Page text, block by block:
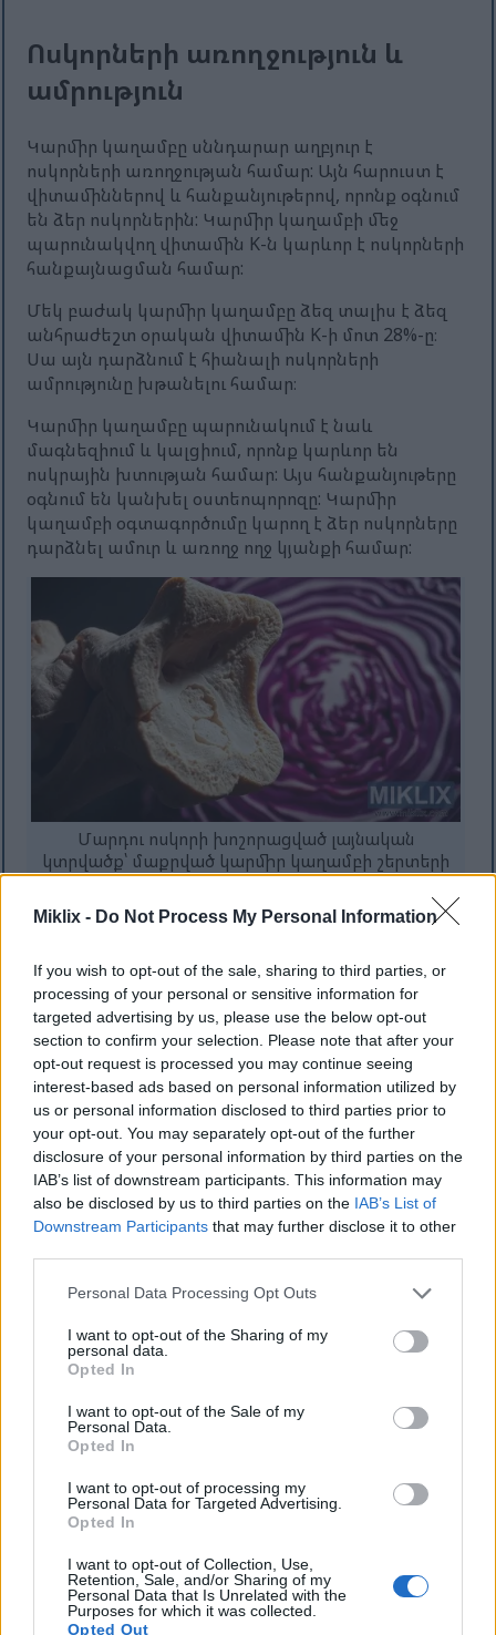
Miklix - Do Not Process My Personal Information
If you wish to opt-out of the sale, sharing to third parties, or
processing of your personal or sensitive information for
targeted advertising by us, please use the below opt-out
section to confirm your selection. Please note that after your
opt-out request is processed you may continue seeing
interest-based ads based on personal information utilized by
us or personal information disclosed to third parties prior to
your opt-out. You may separately opt-out of the further
disclosure of your personal information by third parties on the
IAB’s list of downstream participants. This information may
also be disclosed by us to third parties on the IAB’s List of
Downstream Participants that may further disclose it to other
Please note that this website/app uses one or more Google
not limited to your visit or usage behaviour. You may click to
grant or deny consent to Google and its third-party tags to
use your data for below specified purposes in below Google
consent section.
Personal Data Processing Opt Outs
I want to opt-out of the Sharing of my
personal data.
Opted In
I want to opt-out of the Sale of my
Personal Data.
Opted In
I want to opt-out of processing my
Personal Data for Targeted Advertising.
Opted In
I want to opt-out of Collection, Use,
Retention, Sale, and/or Sharing of my
Personal Data that Is Unrelated with the
Purposes for which it was collected.
Opted Out
Ոսկորների առողջություն և
ամրություն
Կարմիր կաղամբը սննդարար աղբյուր է
ոսկորների առողջության համար: Այն հարուստ է
վիտամիններով և հանքանյութերով, որոնք օգնում
են ձեր ոսկորներին: Կարմիր կաղամբի մեջ
պարունակվող վիտամին K-ն կարևոր է ոսկորների
հանքայնացման համար:
Մեկ բաժակ կարմիր կաղամբը ձեզ տալիս է ձեզ
անհրաժեշտ օրական վիտամին K-ի մոտ 28%-ը։
Սա այն դարձնում է հիանալի ոսկորների
ամրությունը խթանելու համար։
Կարմիր կաղամբը պարունակում է նաև
մագնեզիում և կալցիում, որոնք կարևոր են
ոսկրային խտության համար: Այս հանքանյութերը
օգնում են կանխել օստեոպորոզը: Կարմիր
կաղամբի օգտագործումը կարող է ձեր ոսկորները
դարձնել ամուր և առողջ ողջ կյանքի համար:
Մարդու ոսկորի խոշորացված լայնական
կտրվածք՝ մաքրված կարմիր կաղամբի շերտերի
կողքին, տպավորիչ լուսավորության տակ։.
Սեղմեք կամ հպեք պատկերին՝ ավելի շատ
տեղեկություններ և ավելի բարձր թույլտվությամբ
Հիվանդությունների
կանխարգելում. քաղցկեղ և
դրանից այն կողմ
Կարմիր կաղամբը մեծ օգնություն է քաղցկեղի
դեմ պայքարում: Այն հարուստ է սուլֆորաֆանով և
անտոցիանիններով, որոնք պաշտպանում են մեր
ինչպիսին է կարմիր կաղամբը, մեծ
նվազեցնել հաստ աղիքի քաղցկեղի
առաջացման ռիսկը:
Այս միացությունները կանխում են քաղցկեղի
բջիջների աճը և օգնում են հեռացնել վնասակար
նյութերը: Կարմիր կաղամբը ձեր սննդակարգին
ավելացնելը կարող է դրանք ավելի լավը դարձնել
և օգնել ձեզ առողջ մնալ: Այն համեղ միջոց է
քաղցկեղի դեմ պայքարելու համար:
Մարսողական առողջության